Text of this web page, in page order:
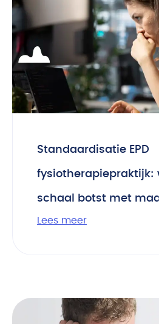
Standaardisatie EPD
fysiotherapiepraktijk:
schaal botst met
Lees meer